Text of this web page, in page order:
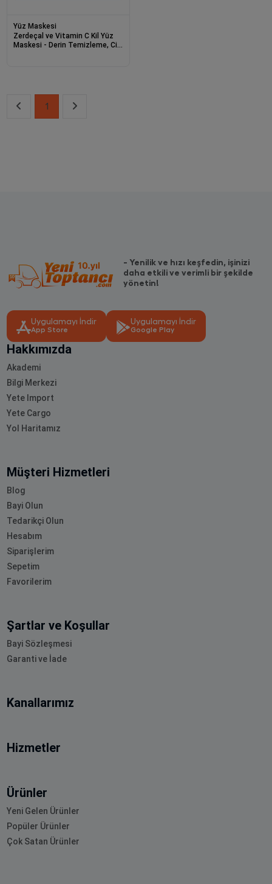
Yüz Maskesi
Zerdeçal ve Vitamin C Kil Yüz
Maskesi - Derin Temizleme, Cilt
1
- Yenilik ve hızı keşfedin, işinizi
daha etkili ve verimli bir şekilde
yönetin!
Uygulamayı İndir
App Store
Uygulamayı İndir
Google Play
Hakkımızda
Akademi
Bilgi Merkezi
Yete Import
Yete Cargo
Yol Haritamız
Müşteri Hizmetleri
Blog
Bayi Olun
Tedarikçi Olun
Hesabım
Siparişlerim
Sepetim
Favorilerim
Şartlar ve Koşullar
Bayi Sözleşmesi
Garanti ve İade
Kanallarımız
Hizmetler
Ürünler
Yeni Gelen Ürünler
Popüler Ürünler
Çok Satan Ürünler